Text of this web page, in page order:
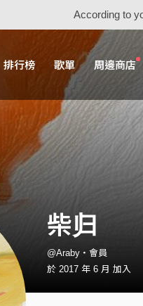
According to
排行榜 歌單 周邊商店
柴归
@Araby・會員
於 2017 年 6 月 加入